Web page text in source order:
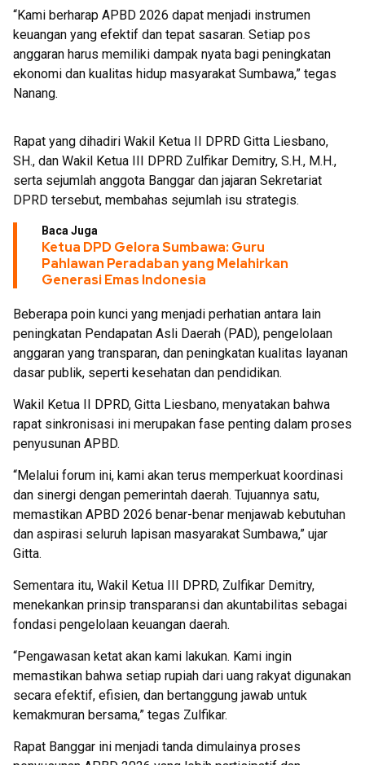
“Kami berharap APBD 2026 dapat menjadi instrumen
keuangan yang efektif dan tepat sasaran. Setiap pos
anggaran harus memiliki dampak nyata bagi peningkatan
ekonomi dan kualitas hidup masyarakat Sumbawa,” tegas
Nanang.
Rapat yang dihadiri Wakil Ketua II DPRD Gitta Liesbano,
SH., dan Wakil Ketua III DPRD Zulfikar Demitry, S.H., M.H.,
serta sejumlah anggota Banggar dan jajaran Sekretariat
DPRD tersebut, membahas sejumlah isu strategis.
Baca Juga
Ketua DPD Gelora Sumbawa: Guru
Pahlawan Peradaban yang Melahirkan
Generasi Emas Indonesia
Beberapa poin kunci yang menjadi perhatian antara lain
peningkatan Pendapatan Asli Daerah (PAD), pengelolaan
anggaran yang transparan, dan peningkatan kualitas layanan
dasar publik, seperti kesehatan dan pendidikan.
Wakil Ketua II DPRD, Gitta Liesbano, menyatakan bahwa
rapat sinkronisasi ini merupakan fase penting dalam proses
penyusunan APBD.
“Melalui forum ini, kami akan terus memperkuat koordinasi
dan sinergi dengan pemerintah daerah. Tujuannya satu,
memastikan APBD 2026 benar-benar menjawab kebutuhan
dan aspirasi seluruh lapisan masyarakat Sumbawa,” ujar
Gitta.
Sementara itu, Wakil Ketua III DPRD, Zulfikar Demitry,
menekankan prinsip transparansi dan akuntabilitas sebagai
fondasi pengelolaan keuangan daerah.
“Pengawasan ketat akan kami lakukan. Kami ingin
memastikan bahwa setiap rupiah dari uang rakyat digunakan
secara efektif, efisien, dan bertanggung jawab untuk
kemakmuran bersama,” tegas Zulfikar.
Rapat Banggar ini menjadi tanda dimulainya proses